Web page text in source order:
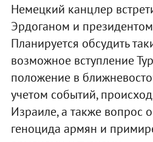
Немецкий канцлер
Эрдоганом и
Планируется обсудить
возможное вступление
положение в
учетом событий,
Израиле, а также вопрос
геноцида армян и